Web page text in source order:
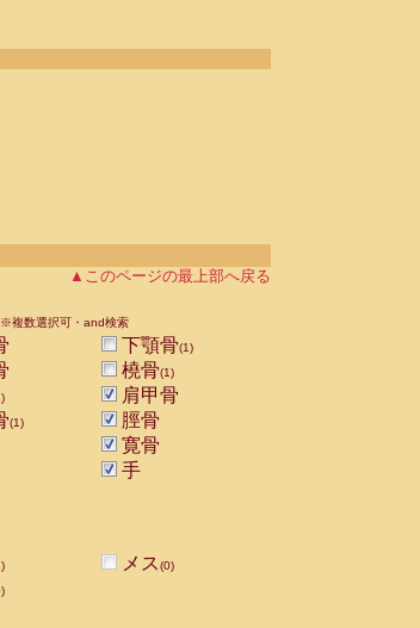
▲このページの最上部へ戻る
※複数選択可・and検索
下顎骨(1)
橈骨(1)
肩甲骨
(1)
脛骨
寛骨
手
メス(0)